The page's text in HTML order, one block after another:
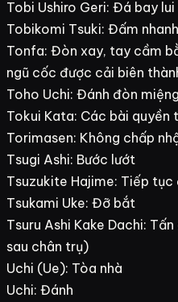
Tobi Ushiro Geri: Đá bay lui
Tobikomi Tsuki: Đấm
Tonfa: Đòn xay, tay cầm
ngũ cốc được cải biên
Toho Uchi: Đánh đòn
Tokui Kata: Các bài quyền
Torimasen: Không chấp
Tsugi Ashi: Bước lướt
Tsuzukite Hajime: Tiếp tục
Tsukami Uke: Đỡ bắt
Tsuru Ashi Kake Dachi:
sau chân trụ)
Uchi (Ue): Tòa nhà
Uchi: Đánh